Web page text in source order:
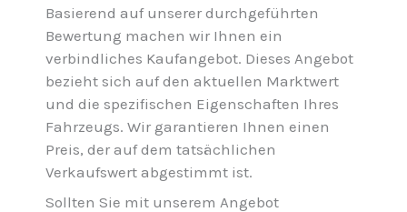
Basierend auf unserer durchgeführten
Bewertung machen wir Ihnen ein
verbindliches Kaufangebot. Dieses Angebot
bezieht sich auf den aktuellen Marktwert
und die spezifischen Eigenschaften Ihres
Fahrzeugs. Wir garantieren Ihnen einen
Preis, der auf dem tatsächlichen
Verkaufswert abgestimmt ist.
Sollten Sie mit unserem Angebot